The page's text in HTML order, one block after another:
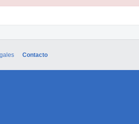
Contacto